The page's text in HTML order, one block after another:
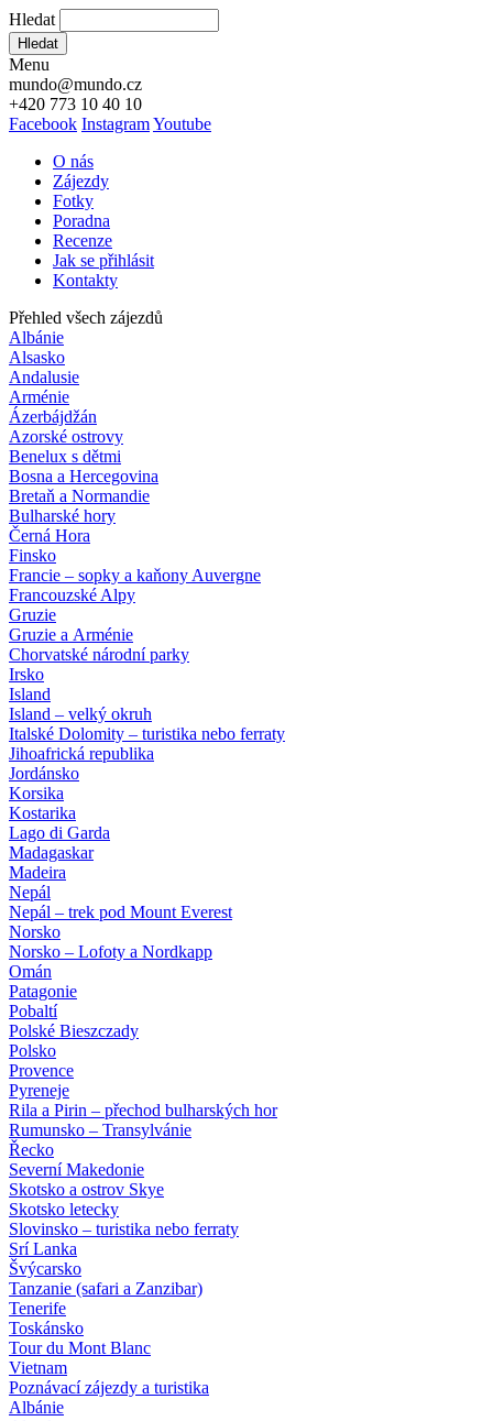
Hledat
Hledat
Menu
mundo@mundo.cz
+420 773 10 40 10
Facebook InstagramYoutube
O nás
Zájezdy
Fotky
Poradna
Recenze
Jak se přihlásit
Kontakty
Přehled všech zájezdů
Albánie
Alsasko
Andalusie
Arménie
Ázerbájdžán
Azorské ostrovy
Benelux s dětmi
Bosna a Hercegovina
Bretaň a Normandie
Bulharské hory
Černá Hora
Finsko
Francie – sopky a kaňony Auvergne
Francouzské Alpy
Gruzie
Gruzie a Arménie
Chorvatské národní parky
Irsko
Island
Island – velký okruh
Italské Dolomity – turistika nebo ferraty
Jihoafrická republika
Jordánsko
Korsika
Kostarika
Lago di Garda
Madagaskar
Madeira
Nepál
Nepál – trek pod Mount Everest
Norsko
Norsko – Lofoty a Nordkapp
Omán
Patagonie
Pobaltí
Polské Bieszczady
Polsko
Provence
Pyreneje
Rila a Pirin – přechod bulharských hor
Rumunsko – Transylvánie
Řecko
Severní Makedonie
Skotsko a ostrov Skye
Skotsko letecky
Slovinsko – turistika nebo ferraty
Srí Lanka
Švýcarsko
Tanzanie (safari a Zanzibar)
Tenerife
Toskánsko
Tour du Mont Blanc
Vietnam
Poznávací zájezdy a turistika
Albánie